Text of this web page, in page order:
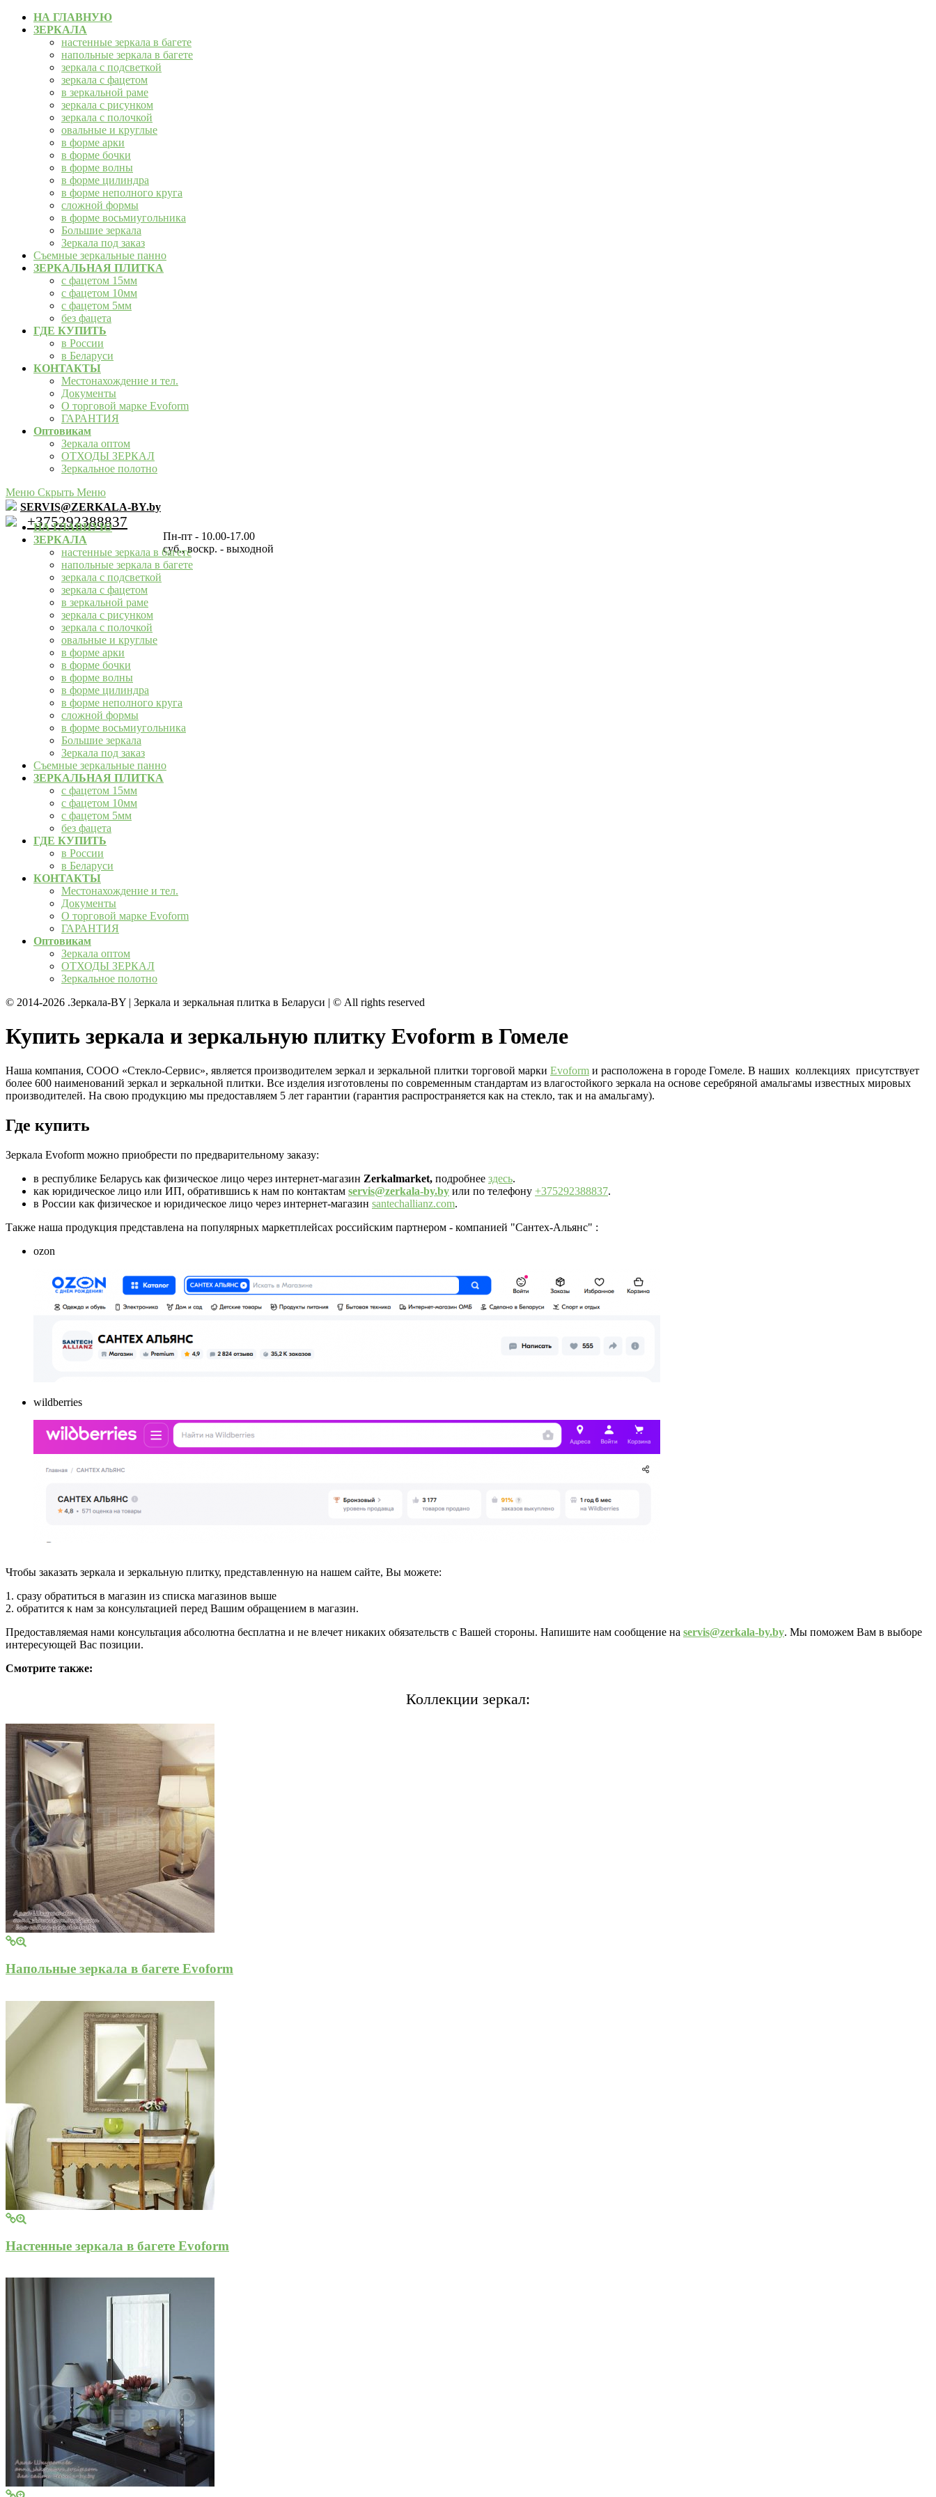
НА ГЛАВНУЮ
ЗЕРКАЛА
настенные зеркала в багете
напольные зеркала в багете
зеркала с подсветкой
зеркала с фацетом
в зеркальной раме
зеркала с рисунком
зеркала с полочкой
овальные и круглые
в форме арки
в форме бочки
в форме волны
в форме цилиндра
в форме неполного круга
сложной формы
в форме восьмиугольника
Большие зеркала
Зеркала под заказ
Съемные зеркальные панно
ЗЕРКАЛЬНАЯ ПЛИТКА
с фацетом 15мм
с фацетом 10мм
с фацетом 5мм
без фацета
ГДЕ КУПИТЬ
в России
в Беларуси
КОНТАКТЫ
Местонахождение и тел.
Документы
О торговой марке Evoform
ГАРАНТИЯ
Оптовикам
Зеркала оптом
ОТХОДЫ ЗЕРКАЛ
Зеркальное полотно
Меню Скрыть Меню
SERVIS@ZERKALA-BY.by
+375292388837
Пн-пт - 10.00-17.00
суб., воскр. - выходной
НА ГЛАВНУЮ
ЗЕРКАЛА
настенные зеркала в багете
напольные зеркала в багете
зеркала с подсветкой
зеркала с фацетом
в зеркальной раме
зеркала с рисунком
зеркала с полочкой
овальные и круглые
в форме арки
в форме бочки
в форме волны
в форме цилиндра
в форме неполного круга
сложной формы
в форме восьмиугольника
Большие зеркала
Зеркала под заказ
Съемные зеркальные панно
ЗЕРКАЛЬНАЯ ПЛИТКА
с фацетом 15мм
с фацетом 10мм
с фацетом 5мм
без фацета
ГДЕ КУПИТЬ
в России
в Беларуси
КОНТАКТЫ
Местонахождение и тел.
Документы
О торговой марке Evoform
ГАРАНТИЯ
Оптовикам
Зеркала оптом
ОТХОДЫ ЗЕРКАЛ
Зеркальное полотно
© 2014-2026 .Зеркала-BY | Зеркала и зеркальная плитка в Беларуси | © All rights reserved
Купить зеркала и зеркальную плитку Evoform в Гомеле
Наша компания, СООО «Стекло-Сервис», является производителем зеркал и зеркальной плитки торговой марки Evoform и расположена в городе Гомеле. В наших коллекциях присутствует
более 600 наименований зеркал и зеркальной плитки. Все изделия изготовлены по современным стандартам из влагостойкого зеркала на основе серебряной амальгамы известных мировых
производителей. На свою продукцию мы предоставляем 5 лет гарантии (гарантия распространяется как на стекло, так и на амальгаму).
Где купить
Зеркала Evoform можно приобрести по предварительному заказу:
в республике Беларусь как физическое лицо через интернет-магазин Zerkalmarket, подробнее здесь.
как юридическое лицо или ИП, обратившись к нам по контактам servis@zerkala-by.by или по телефону +375292388837.
в России как физическое и юридическое лицо через интернет-магазин santechallianz.com.
Также наша продукция представлена на популярных маркетплейсах российским партнером - компанией "Сантех-Альянс" :
ozon
wildberries
Чтобы заказать зеркала и зеркальную плитку, представленную на нашем сайте, Вы можете:
1. сразу обратиться в магазин из списка магазинов выше
2. обратится к нам за консультацией перед Вашим обращением в магазин.
Предоставляемая нами консультация абсолютна бесплатна и не влечет никаких обязательств с Вашей стороны. Напишите нам сообщение на servis@zerkala-by.by. Мы поможем Вам в выборе
интересующей Вас позиции.
Смотрите также:
Коллекции зеркал:
Напольные зеркала в багете Evoform
Настенные зеркала в багете Evoform